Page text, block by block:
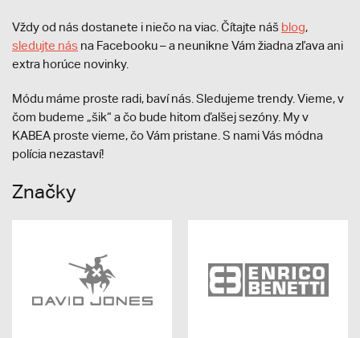
Vždy od nás dostanete i niečo na viac. Čítajte náš blog,
sledujte nás na Facebooku – a neunikne Vám žiadna zľava ani
extra horúce novinky.
Módu máme proste radi, baví nás. Sledujeme trendy. Vieme, v
čom budeme „šik“ a čo bude hitom ďalšej sezóny. My v
KABEA proste vieme, čo Vám pristane. S nami Vás módna
polícia nezastaví!
Značky